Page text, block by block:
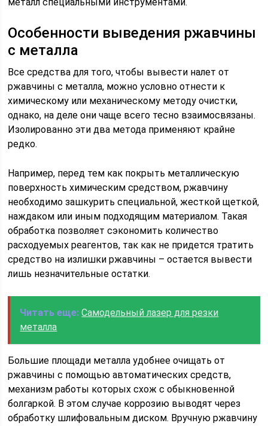
Особенности выведения ржавчины
с металла
Все средства для того, чтобы вывести налет от
ржавчины с металла, можно условно отнести к
химическому или механическому методу очистки,
однако, на деле они чаще всего тесно взаимосвязаны.
Изолированно эти два метода применяют крайне
редко.
Например, перед тем как покрыть металлическую
поверхность химическим средством, ржавчину
необходимо зашкурить специальной, жесткой щеткой,
наждаком или иным подходящим материалом. Такая
обработка позволяет сэкономить количество
расходуемых реагентов, так как не придется тратить
средство на излишки ржавчины – остается вывести
лишь незначительные остатки.
Читать еще: Самодельный лазер для резки
металла
Большие площади металла удобнее очищать от
ржавчины с помощью автоматических средств,
механизм работы которых схож с обыкновенной
болгаркой. В этом случае коррозию выводят через
обработку шлифовальным диском. Вручную ржавчину